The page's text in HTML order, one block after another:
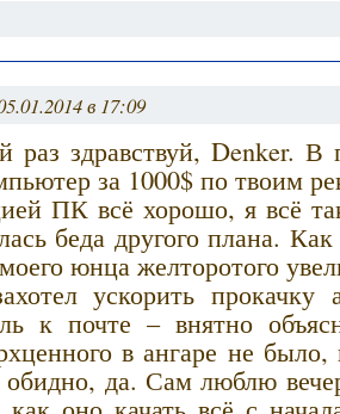
в 17:09
раз здравствуй, Denker.
за 1000$ по твоим
ПК всё хорошо, я всё
беда другого плана.
юнца желторотого
ускорить прокачку
к почте – внятно
в ангаре не
обидно, да. Сам люблю